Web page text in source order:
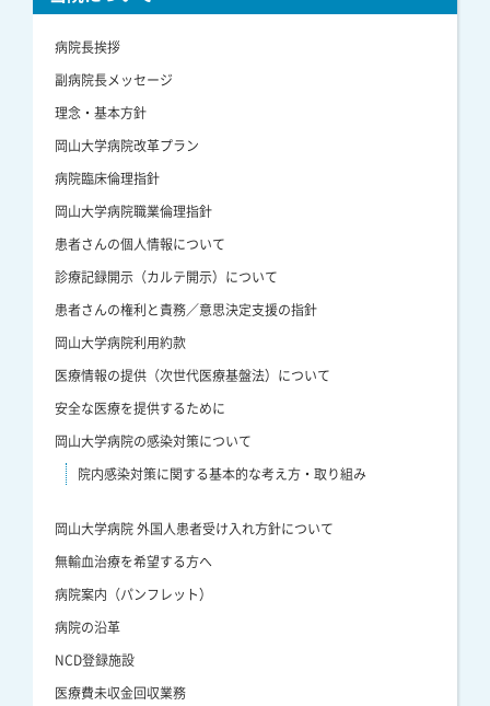
病院長挨拶
副病院長メッセージ
理念・基本方針
岡山大学病院改革プラン
病院臨床倫理指針
岡山大学病院職業倫理指針
患者さんの個人情報について
診療記録開示（カルテ開示）について
患者さんの権利と責務／意思決定支援の指針
岡山大学病院利用約款
医療情報の提供（次世代医療基盤法）について
安全な医療を提供するために
岡山大学病院の感染対策について
院内感染対策に関する基本的な考え方・取り組み
岡山大学病院 外国人患者受け入れ方針について
無輸血治療を希望する方へ
病院案内（パンフレット）
病院の沿革
NCD登録施設
医療費未収金回収業務